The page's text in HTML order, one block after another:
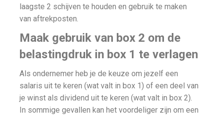
laagste 2 schijven te houden en gebruik te maken
van aftrekposten.
Maak gebruik van box 2 om de
belastingdruk in box 1 te verlagen
Als ondernemer heb je de keuze om jezelf een
salaris uit te keren (wat valt in box 1) of een deel van
je winst als dividend uit te keren (wat valt in box 2).
In sommige gevallen kan het voordeliger zijn om een